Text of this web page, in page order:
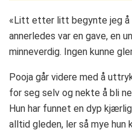
«Litt etter litt begynte jeg å
annerledes var en gave, en
minneverdig. Ingen kunne
Pooja går videre med å
for seg selv og nekte å bli
Hun har funnet en dyp
alltid gleden, ler så mye hun